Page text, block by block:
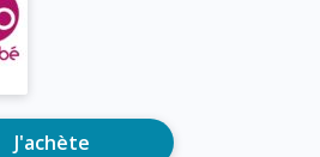
J'achète